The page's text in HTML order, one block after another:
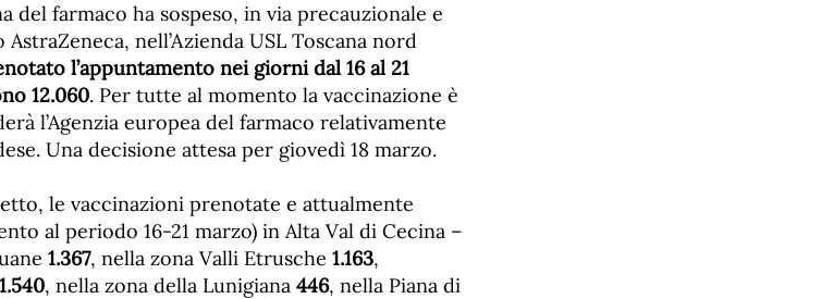
del farmaco ha sospeso, in via precauzionale e
nell’Azienda USL Toscana nord
l’appuntamento nei giorni dal 16 al 21
12.060. Per tutte al momento la vaccinazione è
l’Agenzia europea del farmaco relativamente
Una decisione attesa per giovedì 18 marzo.
le vaccinazioni prenotate e attualmente
al periodo 16-21 marzo) in Alta Val di Cecina –
1.367, nella zona Valli Etrusche 1.163,
1.540, nella zona della Lunigiana 446, nella Piana di